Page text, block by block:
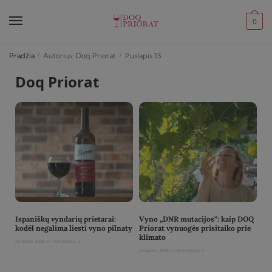
0
Pradžia / Autorius: Doq Priorat / Puslapis 13
Doq Priorat
Ispaniškų vyndarių prietarai:
kodėl negalima liesti vyno pilnaty
Vyno „DNR mutacijos”: kaip DOQ
Priorat vynuogės prisitaiko prie
klimato
24 spalio, 2025